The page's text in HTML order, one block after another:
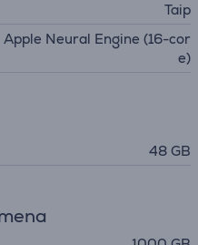
Taip
Apple Neural Engine (16-cor
e)
48 GB